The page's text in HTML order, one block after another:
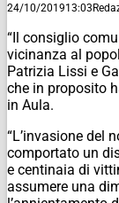
24/10/201913:03
“Il consiglio
vicinanza al
Patrizia Lissi e
che in proposito
in Aula.
“L’invasione del
comportato un
e centinaia di
assumere una